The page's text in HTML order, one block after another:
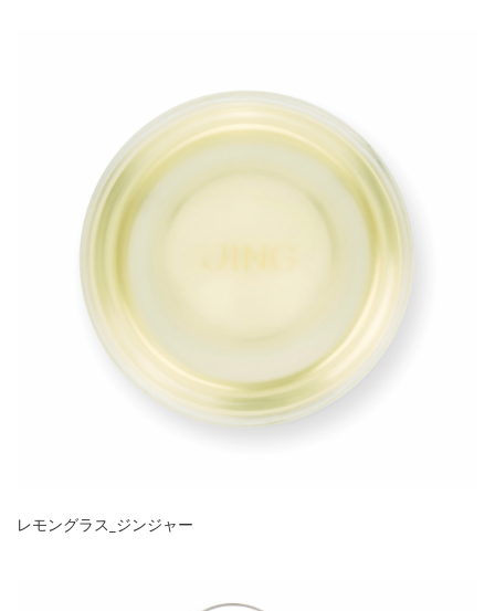
レモングラス_ジンジャー